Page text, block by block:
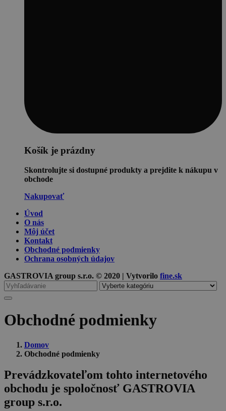
Košík je prázdny
Skontrolujte si dostupné produkty a prejdite k nákupu v
obchode
Nakupovať
Úvod
O nás
Môj účet
Kontakt
Obchodné podmienky
Ochrana osobných údajov
GASTROVIA group s.r.o. © 2020 | Vytvorilo fine.sk
Vyhľadávanie
pre
Obchodné podmienky
Domov
Obchodné podmienky
Prevádzkovateľom tohto internetového
obchodu je spoločnosť GASTROVIA
group s.r.o.